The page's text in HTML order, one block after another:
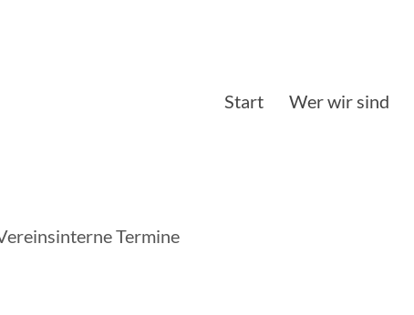
Start Wer wir sind
Termine